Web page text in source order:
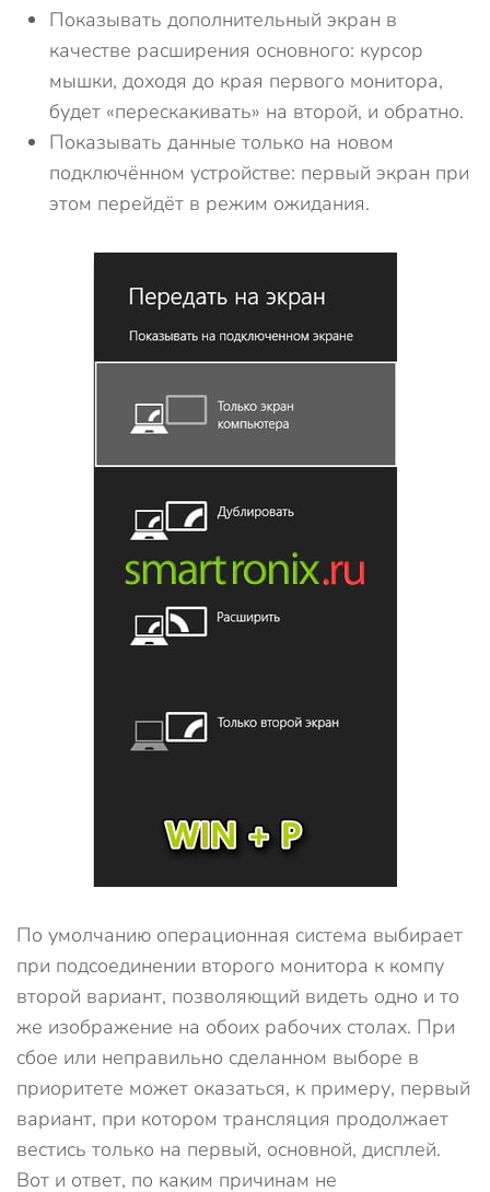
Показывать дополнительный экран в
качестве расширения основного: курсор
мышки, доходя до края первого монитора,
будет «перескакивать» на второй, и обратно.
Показывать данные только на новом
подключённом устройстве: первый экран при
этом перейдёт в режим ожидания.
По умолчанию операционная система выбирает
при подсоединении второго монитора к компу
второй вариант, позволяющий видеть одно и то
же изображение на обоих рабочих столах. При
сбое или неправильно сделанном выборе в
приоритете может оказаться, к примеру, первый
вариант, при котором трансляция продолжает
вестись только на первый, основной, дисплей.
Вот и ответ, по каким причинам не